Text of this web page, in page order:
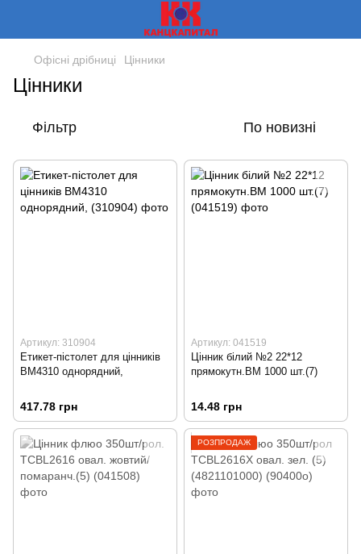
Офісні дрібниці Цінники
Цінники
Фільтр По новизні
Артикул: 310904
Етикет-пістолет для цінників
ВМ4310 однорядний,
417.78 грн
Артикул: 041519
Цінник білий №2 22*12
прямокутн.ВМ 1000 шт.(7)
14.48 грн
РОЗПРОДАЖ